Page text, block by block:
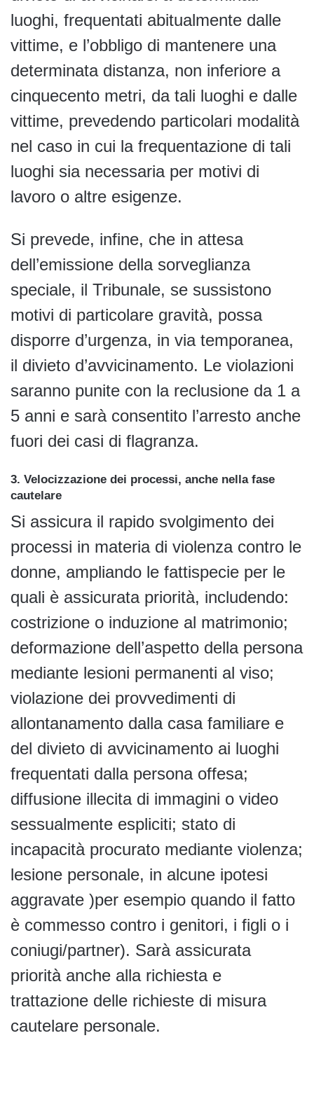
luoghi, frequentati abitualmente dalle
vittime, e l’obbligo di mantenere una
determinata distanza, non inferiore a
cinquecento metri, da tali luoghi e dalle
vittime, prevedendo particolari modalità
nel caso in cui la frequentazione di tali
luoghi sia necessaria per motivi di
lavoro o altre esigenze.
Si prevede, infine, che in attesa
dell’emissione della sorveglianza
speciale, il Tribunale, se sussistono
motivi di particolare gravità, possa
disporre d’urgenza, in via temporanea,
il divieto d’avvicinamento. Le violazioni
saranno punite con la reclusione da 1 a
5 anni e sarà consentito l’arresto anche
fuori dei casi di flagranza.
3. Velocizzazione dei processi, anche nella fase
cautelare
Si assicura il rapido svolgimento dei
processi in materia di violenza contro le
donne, ampliando le fattispecie per le
quali è assicurata priorità, includendo:
costrizione o induzione al matrimonio;
deformazione dell’aspetto della persona
mediante lesioni permanenti al viso;
violazione dei provvedimenti di
allontanamento dalla casa familiare e
del divieto di avvicinamento ai luoghi
frequentati dalla persona offesa;
diffusione illecita di immagini o video
sessualmente espliciti; stato di
incapacità procurato mediante violenza;
lesione personale, in alcune ipotesi
aggravate )per esempio quando il fatto
è commesso contro i genitori, i figli o i
coniugi/partner). Sarà assicurata
priorità anche alla richiesta e
trattazione delle richieste di misura
cautelare personale.